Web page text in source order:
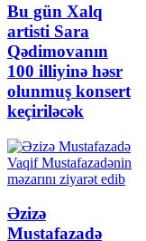
Bu gün Xalq
artisti Sara
Qədimovanın
100 illiyinə həsr
olunmuş konsert
keçiriləcək
Əzizə
Mustafazadə